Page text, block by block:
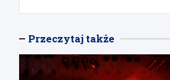
Przeczytaj także